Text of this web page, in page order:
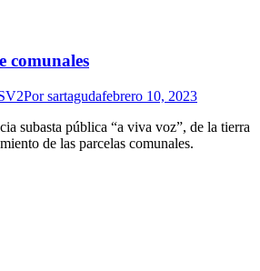
comunales
Porsartagudafebrero 10, 2023
subasta pública “a viva voz”, de la tierra
de las parcelas comunales.